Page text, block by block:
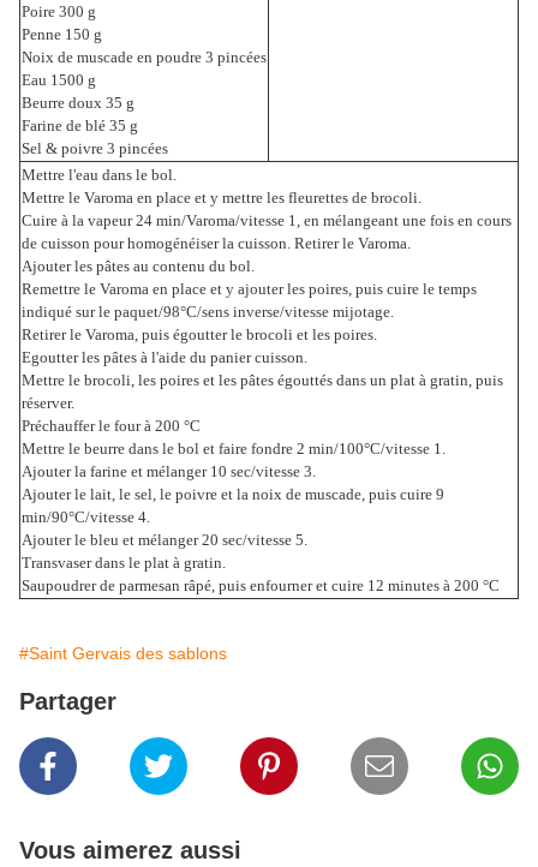
Poire 300 g
Penne 150 g
Noix de muscade en poudre 3 pincées
Eau 1500 g
Beurre doux 35 g
Farine de blé 35 g
Sel & poivre 3 pincées
Mettre l'eau dans le bol.
Mettre le Varoma en place et y mettre les fleurettes de brocoli.
Cuire à la vapeur 24 min/Varoma/vitesse 1, en mélangeant une fois en cours
de cuisson pour homogénéiser la cuisson. Retirer le Varoma.
Ajouter les pâtes au contenu du bol.
Remettre le Varoma en place et y ajouter les poires, puis cuire le temps
indiqué sur le paquet/98°C/sens inverse/vitesse mijotage.
Retirer le Varoma, puis égoutter le brocoli et les poires.
Egoutter les pâtes à l'aide du panier cuisson.
Mettre le brocoli, les poires et les pâtes égouttés dans un plat à gratin, puis
réserver.
Préchauffer le four à 200 °C
Mettre le beurre dans le bol et faire fondre 2 min/100°C/vitesse 1.
Ajouter la farine et mélanger 10 sec/vitesse 3.
Ajouter le lait, le sel, le poivre et la noix de muscade, puis cuire 9
min/90°C/vitesse 4.
Ajouter le bleu et mélanger 20 sec/vitesse 5.
Transvaser dans le plat à gratin.
Saupoudrer de parmesan râpé, puis enfourner et cuire 12 minutes à 200 °C
#Saint Gervais des sablons
Partager
Vous aimerez aussi